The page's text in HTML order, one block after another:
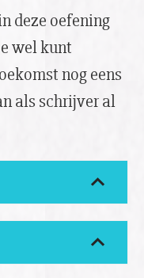
deze oefening
wel kunt
nog eens
als schrijver al